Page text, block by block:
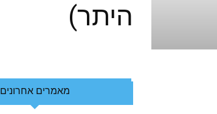
היתר)
מאמרים אחרונים